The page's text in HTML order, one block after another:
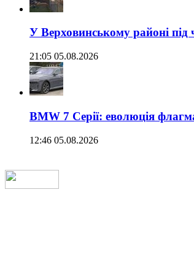
У Верховинському районі
21:05 05.08.2026
BMW 7 Серії: еволюція
12:46 05.08.2026